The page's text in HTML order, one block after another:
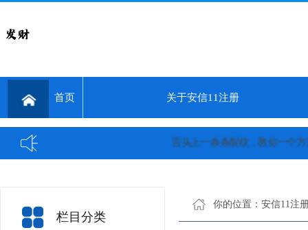
首页 关于安信11注册
舌头上一条条裂纹，教你一个方法
栏目分类
你的位置： 安信11注